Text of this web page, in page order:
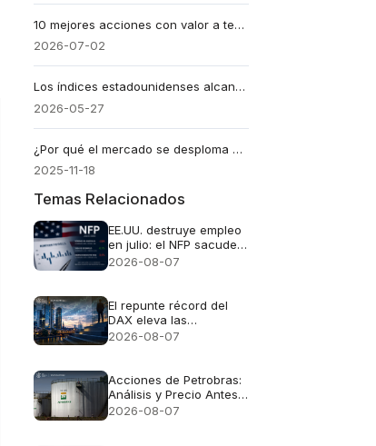
10 mejores acciones con valor a tener en cuenta en 2026
2026-07-02
Los índices estadounidenses alcanzan máximos históricos: Wall Street bate récords
2026-05-27
¿Por qué el mercado se desploma hoy? Factores y desencadenantes clave
2025-11-18
Temas Relacionados
EE.UU. destruye empleo
en julio: el NFP sacude
al dólar y dispara al oro
2026-08-07
El repunte récord del
DAX eleva las
expectativas de
2026-08-07
Acciones de Petrobras:
Análisis y Precio Antes
del Reporte Financiero
2026-08-07